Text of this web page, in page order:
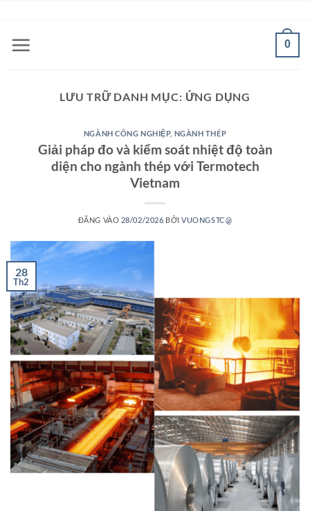
nội
0
LƯU TRỮ DANH MỤC: ỨNG DỤNG
NGÀNH CÔNG NGHIỆP, NGÀNH THÉP
Giải pháp đo và kiểm soát nhiệt độ toàn
diện cho ngành thép với Termotech
Vietnam
ĐĂNG VÀO 28/02/2026 BỞIVUONGSTC@
28
Th2